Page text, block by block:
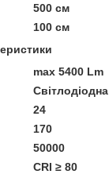
500 см
100 см
max 5400 Lm
Світлодіодна
24
170
50000
CRI ≥ 80